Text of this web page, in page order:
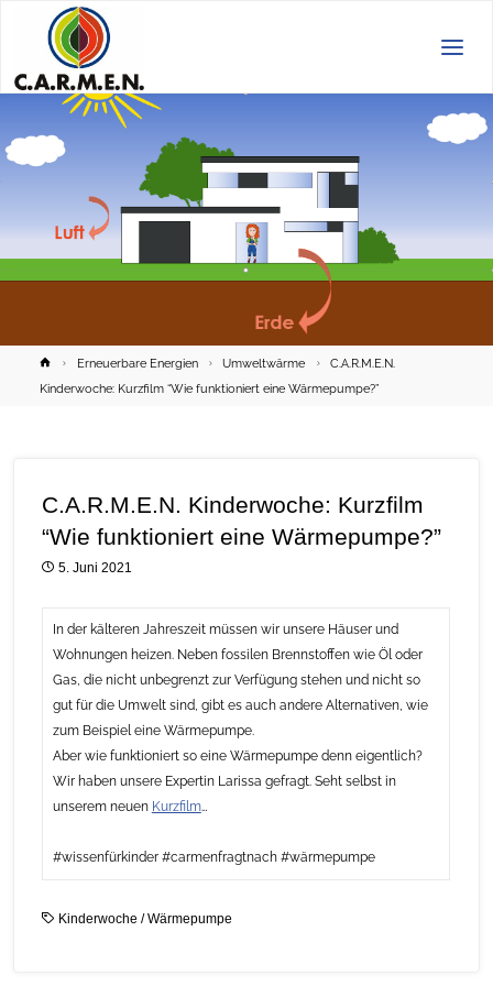
HomeErneuerbare Energien Umweltwärme
C.A.R.M.E.N.
Kinderwoche: Kurzfilm “Wie funktioniert eine Wärmepumpe?”
C.A.R.M.E.N. Kinderwoche: Kurzfilm
“Wie funktioniert eine Wärmepumpe?”
5. Juni 2021
In der kälteren Jahreszeit müssen wir unsere Häuser und
Wohnungen heizen. Neben fossilen Brennstoffen wie Öl oder
Gas, die nicht unbegrenzt zur Verfügung stehen und nicht so
gut für die Umwelt sind, gibt es auch andere Alternativen, wie
zum Beispiel eine Wärmepumpe.
Aber wie funktioniert so eine Wärmepumpe denn eigentlich?
Wir haben unsere Expertin Larissa gefragt. Seht selbst in
unserem neuen Kurzfilm…
#wissenfürkinder #carmenfragtnach #wärmepumpe
Kinderwoche /Wärmepumpe